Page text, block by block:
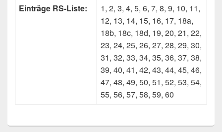
Einträge RS-Liste:
1, 2, 3, 4, 5, 6, 7, 8, 9, 10, 11,
12, 13, 14, 15, 16, 17, 18a,
18b, 18c, 18d, 19, 20, 21, 22,
23, 24, 25, 26, 27, 28, 29, 30,
31, 32, 33, 34, 35, 36, 37, 38,
39, 40, 41, 42, 43, 44, 45, 46,
47, 48, 49, 50, 51, 52, 53, 54,
55, 56, 57, 58, 59, 60